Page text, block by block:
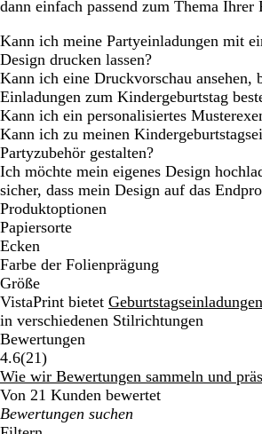
dann einfach passend zum Thema Ihrer
Kann ich meine Partyeinladungen mit
Design drucken lassen?
Kann ich eine Druckvorschau ansehen,
Einladungen zum Kindergeburtstag
Kann ich ein personalisiertes
Kann ich zu meinen
Partyzubehör gestalten?
Ich möchte mein eigenes Design
sicher, dass mein Design auf das
Produktoptionen
Papiersorte
Ecken
Farbe der Folienprägung
Größe
VistaPrint bietet
in verschiedenen Stilrichtungen
Bewertungen
4.6(2121
Bewertungen
)
Wie wir Bewertungen sammeln und
Von 21 Kunden bewertet
Meine